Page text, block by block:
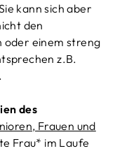
kann sich aber
den
einem streng
z.B.
des
Frauen und
Frau* im Laufe